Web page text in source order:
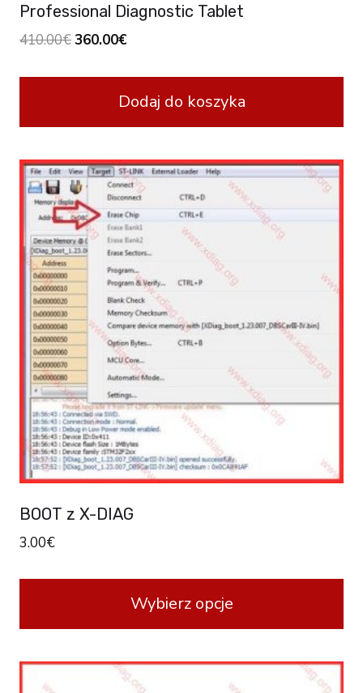
Professional Diagnostic Tablet
410.00€Original
was:
410.00€.
360.00€Current
is:
360.00€.
Dodaj do koszyka
BOOT z X-DIAG
3.00€
Wybierz opcje
product